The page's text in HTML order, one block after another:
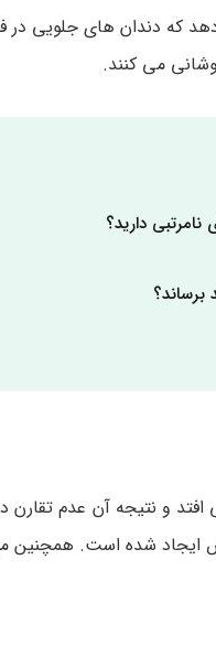
که دندان های جلویی در
می کنند.
دارید؟
و نتیجه آن عدم تقارن
ایجاد شده است. همچنین